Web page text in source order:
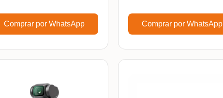
Comprar por WhatsApp Comprar por WhatsApp